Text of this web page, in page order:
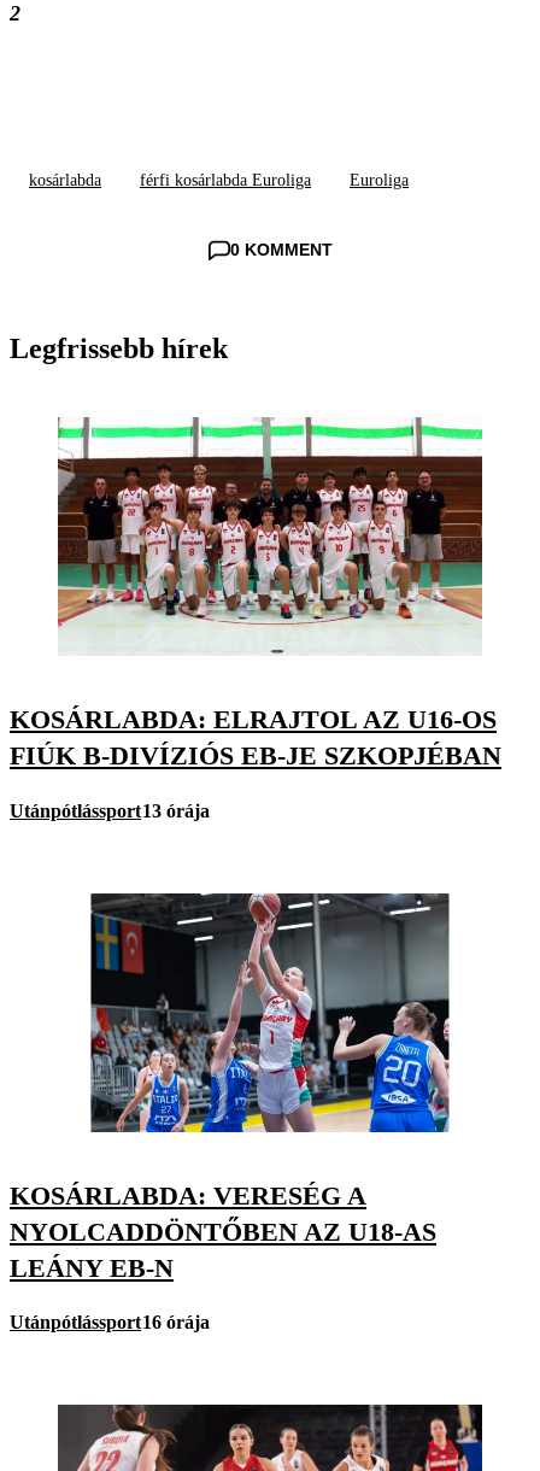
2
kosárlabda férfi kosárlabda Euroliga Euroliga
0 KOMMENT
Legfrissebb hírek
KOSÁRLABDA: ELRAJTOL AZ U16-OS
FIÚK B-DIVÍZIÓS EB-JE SZKOPJÉBAN
Utánpótlássport13 órája
KOSÁRLABDA: VERESÉG A
NYOLCADDÖNTŐBEN AZ U18-AS
LEÁNY EB-N
Utánpótlássport16 órája